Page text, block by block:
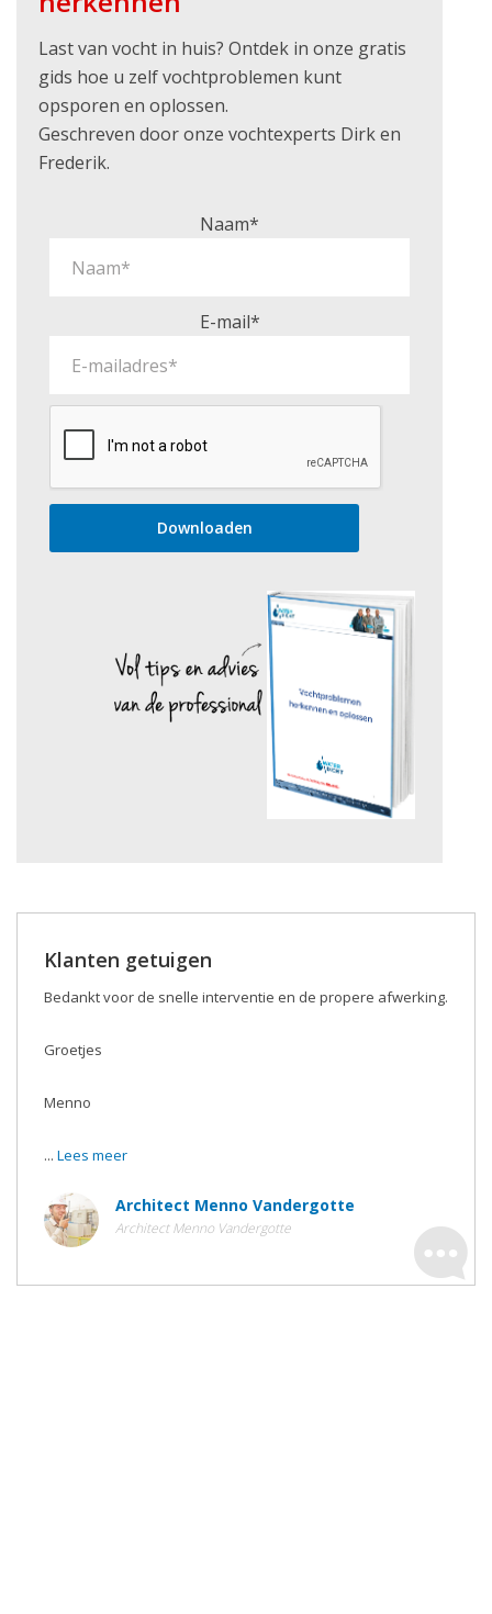
Last van vocht in huis? Ontdek in onze gratis
gids hoe u zelf vochtproblemen kunt
opsporen en oplossen.
Geschreven door onze vochtexperts Dirk en
Frederik.
Naam*
E-mail*
Klanten getuigen
Bedankt voor de snelle interventie en de propere afwerking.
Groetjes
Menno
... Lees meer
Architect Menno Vandergotte
Architect Menno Vandergotte